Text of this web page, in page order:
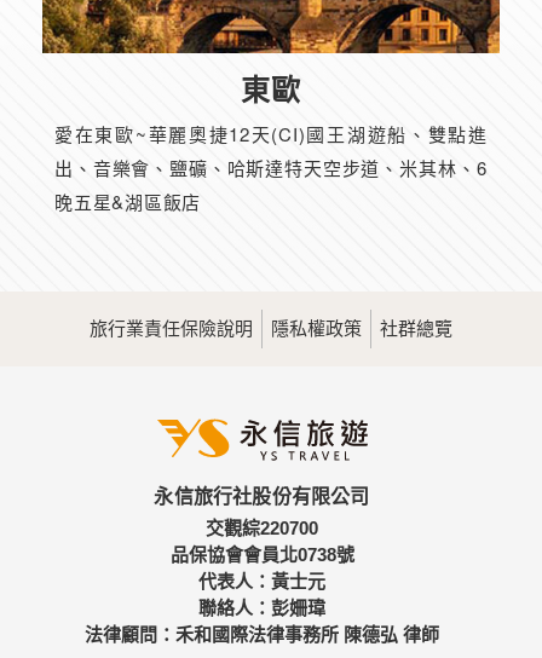
東歐
愛在東歐~華麗奧捷12天(CI)國王湖遊船、雙點進
出、音樂會、鹽礦、哈斯達特天空步道、米其林、6
晚五星&湖區飯店
旅行業責任保險說明 隱私權政策 社群總覽
永信旅行社股份有限公司
交觀綜220700
品保協會會員北0738號
代表人：黃士元
聯絡人：彭姍瑋
法律顧問：禾和國際法律事務所 陳德弘 律師